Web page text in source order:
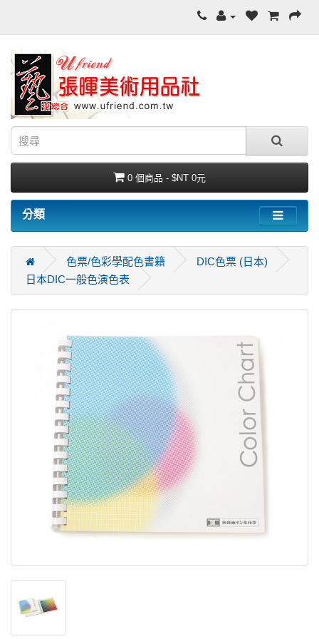
0 個商品 - $NT 0元
分類
色票/色彩學配色書籍
DIC色票 (日本)
日本DIC一般色演色表